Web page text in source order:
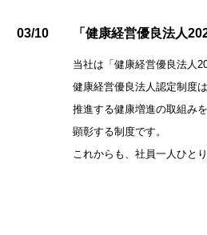
03/10 「健康経営優良法人
当社は「健康経営優良法人
健康経営優良法人認定制度
推進する健康増進の取組み
顕彰する制度です。
これからも、社員一人ひと